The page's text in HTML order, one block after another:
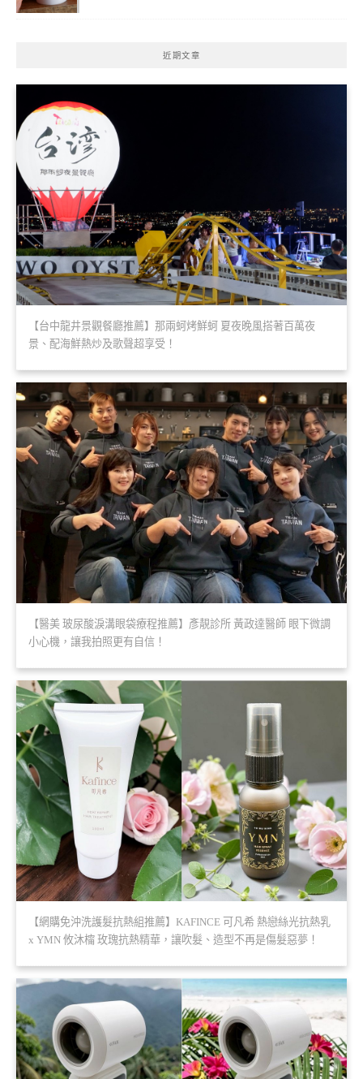
近期文章
【台中龍井景觀餐廳推薦】那兩蚵烤鮮蚵 夏夜晚風搭著百萬夜
景、配海鮮熱炒及歌聲超享受！
【醫美 玻尿酸淚溝眼袋療程推薦】彥靚診所 黃政達醫師 眼下微調
小心機，讓我拍照更有自信！
【網購免沖洗護髮抗熱組推薦】KAFINCE 可凡希 熱戀絲光抗熱乳
x YMN 攸沐橣 玫瑰抗熱精華，讓吹髮、造型不再是傷髮惡夢！